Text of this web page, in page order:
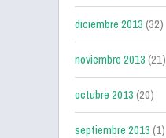
diciembre 2013(32)
noviembre 2013(21)
octubre 2013(20)
septiembre 2013(1)